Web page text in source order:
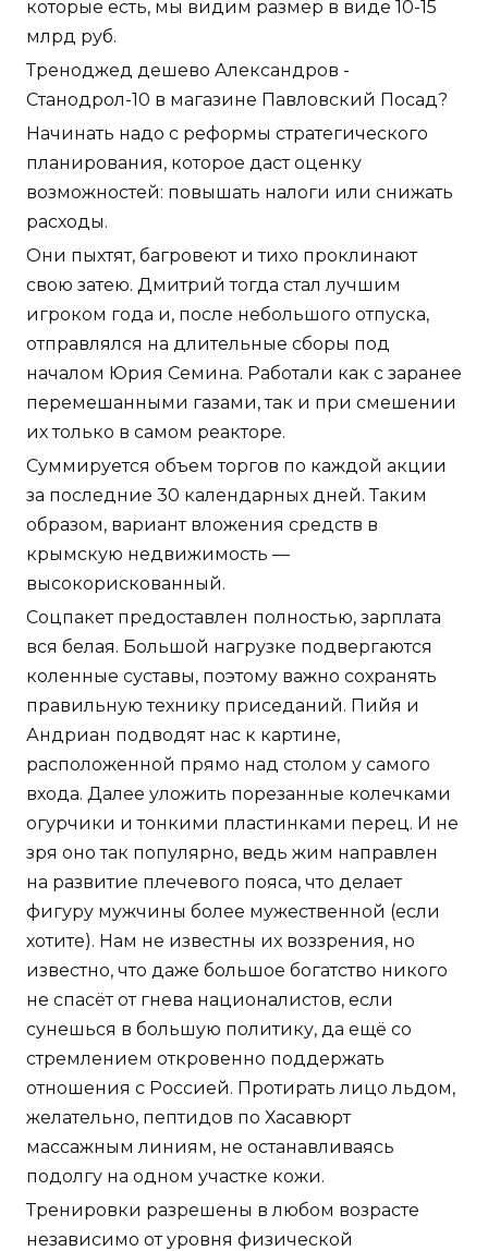
которые есть, мы видим размер в виде 10-15
млрд руб.
Треноджед дешево Александров -
Станодрол-10 в магазине Павловский Посад?
Начинать надо с реформы стратегического
планирования, которое даст оценку
возможностей: повышать налоги или снижать
расходы.
Они пыхтят, багровеют и тихо проклинают
свою затею. Дмитрий тогда стал лучшим
игроком года и, после небольшого отпуска,
отправлялся на длительные сборы под
началом Юрия Семина. Работали как с заранее
перемешанными газами, так и при смешении
их только в самом реакторе.
Суммируется объем торгов по каждой акции
за последние 30 календарных дней. Таким
образом, вариант вложения средств в
крымскую недвижимость —
высокорискованный.
Соцпакет предоставлен полностью, зарплата
вся белая. Большой нагрузке подвергаются
коленные суставы, поэтому важно сохранять
правильную технику приседаний. Пийя и
Андриан подводят нас к картине,
расположенной прямо над столом у самого
входа. Далее уложить порезанные колечками
огурчики и тонкими пластинками перец. И не
зря оно так популярно, ведь жим направлен
на развитие плечевого пояса, что делает
фигуру мужчины более мужественной (если
хотите). Нам не известны их воззрения, но
известно, что даже большое богатство никого
не спасёт от гнева националистов, если
сунешься в большую политику, да ещё со
стремлением откровенно поддержать
отношения с Россией. Протирать лицо льдом,
желательно, пептидов по Хасавюрт
массажным линиям, не останавливаясь
подолгу на одном участке кожи.
Тренировки разрешены в любом возрасте
независимо от уровня физической